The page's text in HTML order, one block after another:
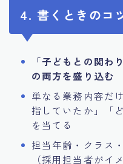
4. 書くときのコ
「子どもとの関わ
の両方を盛り込む
単なる業務内容だ
指していたか」「
を当てる
担当年齢・クラス
（採用担当者がイ